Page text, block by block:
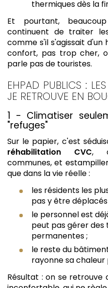
thermiques dès la
Et pourtant,
continuent de traiter
comme s'il s'agissait d'un
confort, pas trop cher,
parle pas de touristes.
EHPAD PUBLICS :
JE RETROUVE EN
1 - Climatiser
"refuges"
Sur le papier, c'est
réhabilitation CVC,
communes, et
que dans la vie réelle :
les résidents les
pas y être
le personnel est
peut pas gérer des
permanentes ;
le reste du
rayonne sa
Résultat : on se retrouve